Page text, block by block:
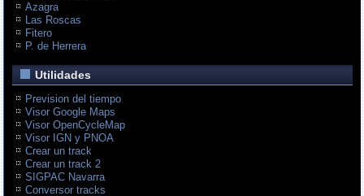
Azagra
Las Roscas
Fitero
P. de Herrera
Utilidades
Prevision del tiempo
Visor Google Maps
Visor OpenCycleMap
Visor IGN y PNOA
Crear un track
Crear un track 2
SIGPAC Navarra
Conversor tracks